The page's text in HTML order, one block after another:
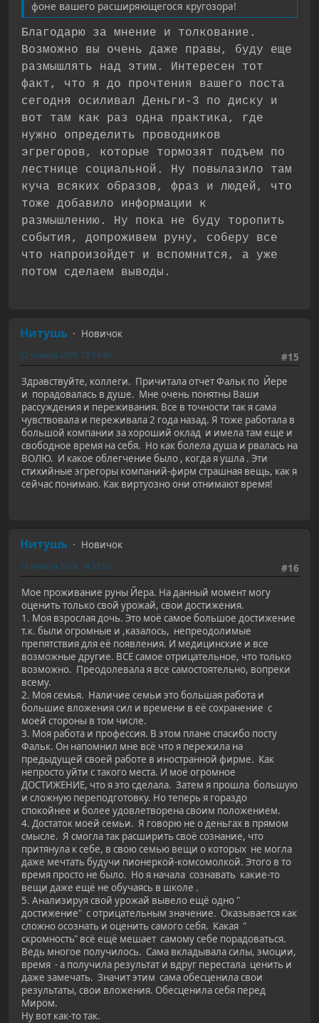
фоне вашего расширяющегося кругозора!
Благодарю за мнение и толкование.
Возможно вы очень даже правы, буду еще
размышлять над этим. Интересен тот
факт, что я до прочтения вашего поста
сегодня осиливал Деньги-3 по диску и
вот там как раз одна практика, где
нужно определить проводников
эгрегоров, которые тормозят подъем по
лестнице социальной. Ну повылазило там
куча всяких образов, фраз и людей, что
тоже добавило информации к
размышлению. Ну пока не буду торопить
события, допроживем руну, соберу все
что напроизойдет и вспомнится, а уже
потом сделаем выводы.
Нитушь
Новичок
#15
12 января 2019, 12:13:46
Здравствуйте, коллеги. Причитала отчет Фальк по Йере
и порадовалась в душе. Мне очень понятны Ваши
рассуждения и переживания. Все в точности так я сама
чувствовала и переживала 2 года назад. Я тоже работала в
большой компании за хороший оклад и имела там еще и
свободное время на себя. Но как болела душа и рвалась на
ВОЛЮ. И какое облегчение было , когда я ушла . Эти
стихийные эгрегоры компаний-фирм страшная вещь, как я
сейчас понимаю. Как виртуозно они отнимают время!
Нитушь
Новичок
#16
12 января 2019, 14:22:52
Мое проживание руны Йера. На данный момент могу
оценить только свой урожай, свои достижения.
1. Моя взрослая дочь. Это моё самое большое достижение
т.к. были огромные и ,казалось, непреодолимые
препятствия для её появления. И медицинские и все
возможные другие. ВСЕ самое отрицательное, что только
возможно. Преодолевала я все самостоятельно, вопреки
всему.
2. Моя семья. Наличие семьи это большая работа и
большие вложения сил и времени в её сохранение с
моей стороны в том числе.
3. Моя работа и профессия. В этом плане спасибо посту
Фальк. Он напомнил мне всё что я пережила на
предыдущей своей работе в иностранной фирме. Как
непросто уйти с такого места. И моё огромное
ДОСТИЖЕНИЕ, что я это сделала. Затем я прошла большую
и сложную переподготовку. Но теперь я гораздо
спокойнее и более удовлетворена своим положением.
4. Достаток моей семьи. Я говорю не о деньгах в прямом
смысле. Я смогла так расширить своё сознание, что
притянула к себе, в свою семью вещи о которых не могла
даже мечтать будучи пионеркой-комсомолкой. Этого в то
время просто не было. Но я начала сознавать какие-то
вещи даже ещё не обучаясь в школе .
5. Анализируя свой урожай вывело ещё одно "
достижение" с отрицательным значение. Оказывается как
сложно осознать и оценить самого себя. Какая "
скромность" всё ещё мешает самому себе порадоваться.
Ведь многое получилось. Сама вкладывала силы, эмоции,
время - а получила результат и вдруг перестала ценить и
даже замечать. Значит этим сама обесценила свои
результаты, свои вложения. Обесценила себя перед
Миром.
Ну вот как-то так.